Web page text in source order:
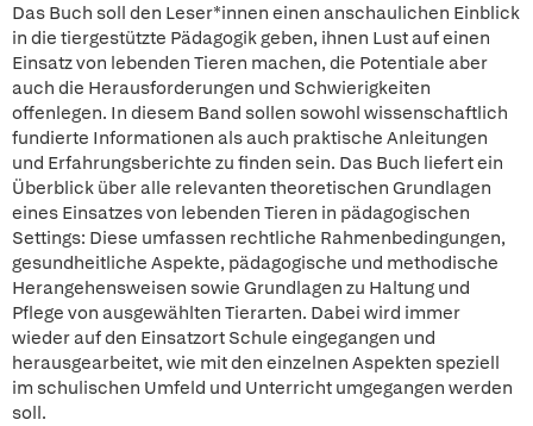
Das Buch soll den Leser*innen einen anschaulichen Einblick
in die tiergestützte Pädagogik geben, ihnen Lust auf einen
Einsatz von lebenden Tieren machen, die Potentiale aber
auch die Herausforderungen und Schwierigkeiten
offenlegen. In diesem Band sollen sowohl wissenschaftlich
fundierte Informationen als auch praktische Anleitungen
und Erfahrungsberichte zu finden sein. Das Buch liefert ein
Überblick über alle relevanten theoretischen Grundlagen
eines Einsatzes von lebenden Tieren in pädagogischen
Settings: Diese umfassen rechtliche Rahmenbedingungen,
gesundheitliche Aspekte, pädagogische und methodische
Herangehensweisen sowie Grundlagen zu Haltung und
Pflege von ausgewählten Tierarten. Dabei wird immer
wieder auf den Einsatzort Schule eingegangen und
herausgearbeitet, wie mit den einzelnen Aspekten speziell
im schulischen Umfeld und Unterricht umgegangen werden
soll.